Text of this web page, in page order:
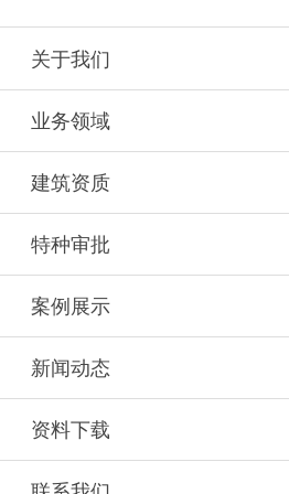
关于我们
业务领域
建筑资质
特种审批
案例展示
新闻动态
资料下载